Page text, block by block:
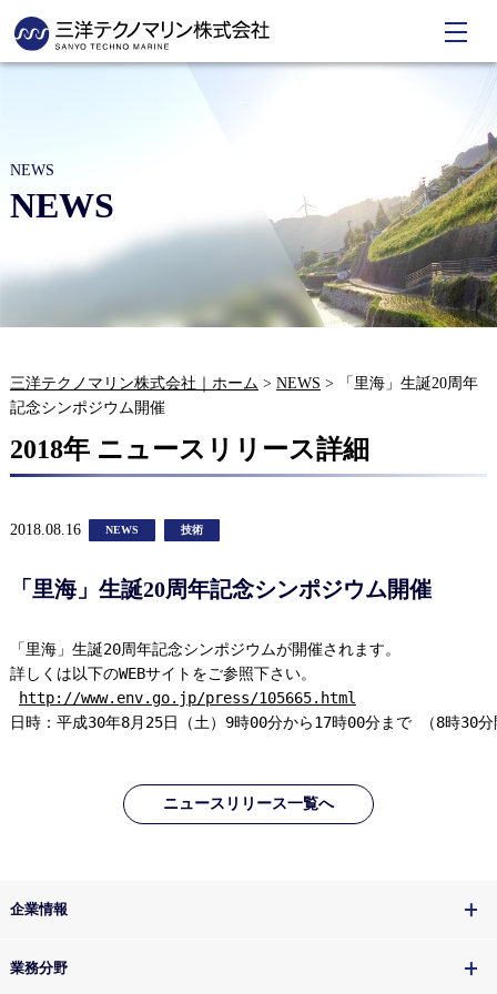
NEWS
NEWS
三洋テクノマリン株式会社｜ホーム > NEWS >
「里海」生誕20周年
記念シンポジウム開催
2018年 ニュースリリース詳細
2018.08.16 NEWS 技術
「里海」生誕20周年記念シンポジウム開催
「里海」生誕20周年記念シンポジウムが開催されます。
詳しくは以下のWEBサイトをご参照下さい。
http://www.env.go.jp/press/105665.html
日時：平成30年8月25日（土）9時00分から17時00分まで （8時30分
ニュースリリース一覧へ
企業情報
業務分野